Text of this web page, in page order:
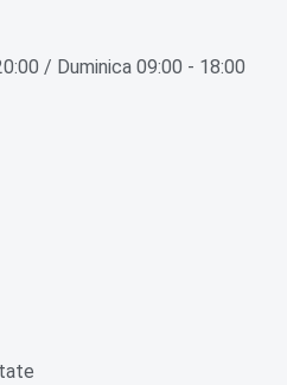
/ Duminica 09:00 - 18:00